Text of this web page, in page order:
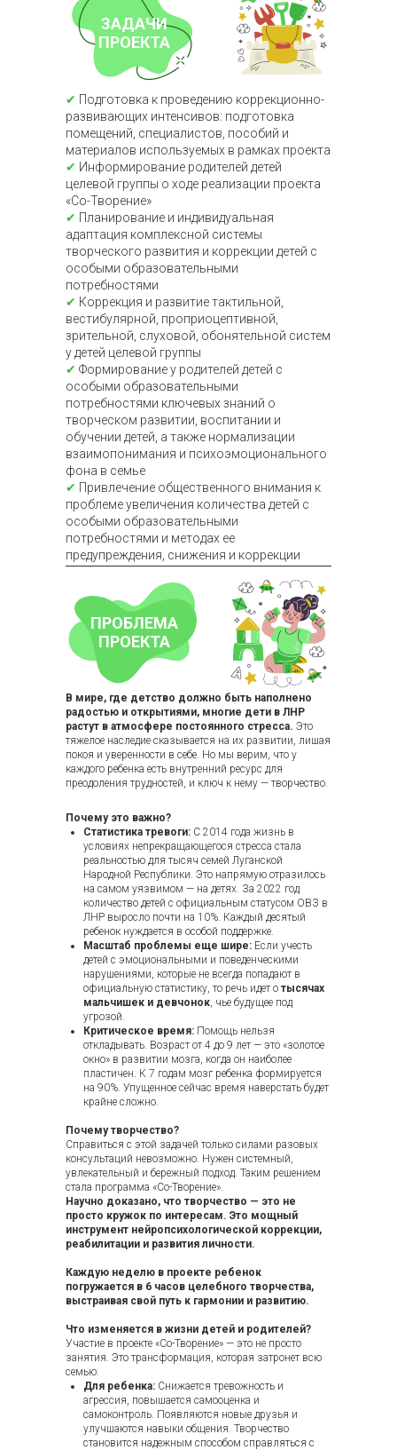
ЗАДАЧИ
ПРОЕКТА
ПРОБЛЕМА
ПРОЕКТА
Почему это важно?
Статистика тревоги: С 2014 года жизнь в
условиях непрекращающегося стресса стала
реальностью для тысяч семей Луганской
Народной Республики. Это напрямую отразилось
на самом уязвимом — на детях. За 2022 год
количество детей с официальным статусом ОВЗ в
ЛНР выросло почти на 10%. Каждый десятый
ребенок нуждается в особой поддержке.
Масштаб проблемы еще шире: Если учесть
детей с эмоциональными и поведенческими
нарушениями, которые не всегда попадают в
официальную статистику, то речь идет о тысячах
мальчишек и девчонок, чье будущее под
угрозой.
Критическое время: Помощь нельзя
откладывать. Возраст от 4 до 9 лет — это «золотое
окно» в развитии мозга, когда он наиболее
пластичен. К 7 годам мозг ребенка формируется
на 90%. Упущенное сейчас время наверстать будет
крайне сложно.
Почему творчество?
Справиться с этой задачей только силами разовых
консультаций невозможно. Нужен системный,
увлекательный и бережный подход. Таким решением
стала программа «Со-Творение».
Научно доказано, что творчество — это не
просто кружок по интересам. Это мощный
инструмент нейропсихологической коррекции,
реабилитации и развития личности.
Каждую неделю в проекте ребенок
погружается в 6 часов целебного творчества,
выстраивая свой путь к гармонии и развитию.
Что изменяется в жизни детей и родителей?
Участие в проекте «Со-Творение» — это не просто
занятия. Это трансформация, которая затронет всю
семью:
Для ребенка: Снижается тревожность и
агрессия, повышается самооценка и
самоконтроль. Появляются новые друзья и
улучшаются навыки общения. Творчество
становится надежным способом справляться с
В мире, где детство должно быть наполнено
радостью и открытиями, многие дети в ЛНР
растут в атмосфере постоянного стресса. Это
тяжелое наследие сказывается на их развитии, лишая
покоя и уверенности в себе. Но мы верим, что у
каждого ребенка есть внутренний ресурс для
преодоления трудностей, и ключ к нему — творчество.
✔ Подготовка к проведению коррекционно-
развивающих интенсивов: подготовка
помещений, специалистов, пособий и
материалов используемых в рамках проекта
✔ Информирование родителей детей
целевой группы о ходе реализации проекта
«Со-Творение»
✔ Планирование и индивидуальная
адаптация комплексной системы
творческого развития и коррекции детей с
особыми образовательными
потребностями
✔ Коррекция и развитие тактильной,
вестибулярной, проприоцептивной,
зрительной, слуховой, обонятельной систем
у детей целевой группы
✔ Формирование у родителей детей с
особыми образовательными
потребностями ключевых знаний о
творческом развитии, воспитании и
обучении детей, а также нормализации
взаимопонимания и психоэмоционального
фона в семье
✔ Привлечение общественного внимания к
проблеме увеличения количества детей с
особыми образовательными
потребностями и методах ее
предупреждения, снижения и коррекции
ценностям российской
культуры
ощущений, познание себя
Творческие
способности
Умение находить решения в
нестандартных ситуациях,
открытие нового
Поведение
приемлемого поведения и
социального взаимодействия
Моторика
Развитие мелкомоторных и
двигательных навыков,
тактильного восприятия
Ритмика
Развитие чувства ритма,
музыкального и
фонематического слуха
Эмоциональный
интеллект
Развитие умений
распознавать эмоции и
чувства других людей и
свои собственные
Социализация
Навыки успешного
взаимодействия с
окружающими,
сотрудничество, понимание
норм и правил
Галерея занятий